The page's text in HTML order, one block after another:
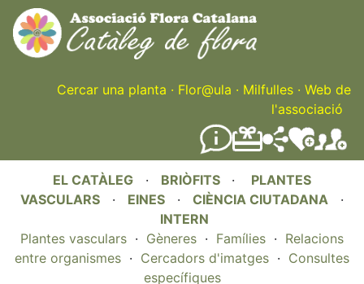
Skip
to
main
content
Cercar una planta · Flor@ula · Milfulles · Web de
l'associació
EL CATÀLEG · BRIÒFITS · PLANTES
VASCULARS · EINES · CIÈNCIA CIUTADANA ·
INTERN
Plantes vasculars · Gèneres · Famílies · Relacions
entre organismes · Cercadors d'imatges · Consultes
específiques